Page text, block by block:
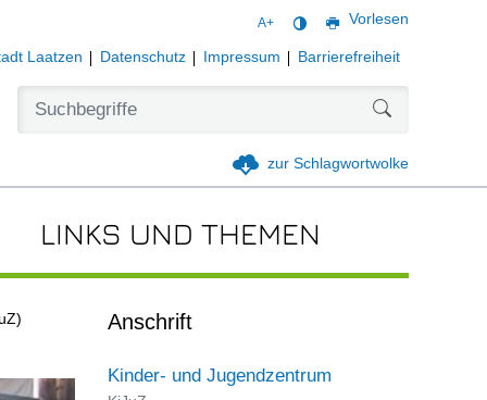
A+ Vorlesen
Laatzen Datenschutz Impressum Barrierefreiheit
zur Schlagwortwolke
LINKS UND THEMEN
Anschrift
Kinder- und Jugendzentrum